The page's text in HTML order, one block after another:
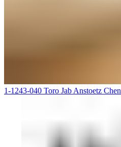
1-1243-040 Toro Jab Anstoetz